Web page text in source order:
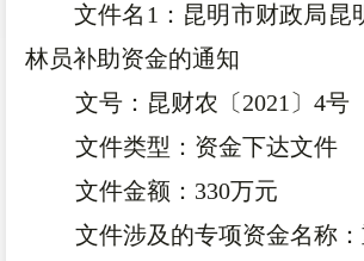
文件名1：昆明市财政局昆
林员补助资金的通知
文号：昆财农〔2021〕4号
文件类型：资金下达文件
文件金额：330万元
文件涉及的专项资金名称